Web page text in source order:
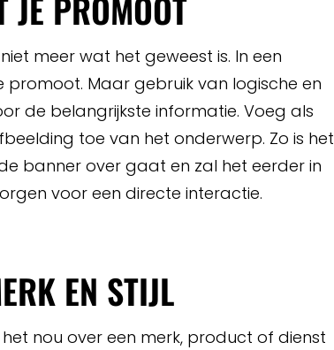
meer wat het geweest is. In een
Maar gebruik van logische en
de belangrijkste informatie. Voeg als
toe van het onderwerp. Zo is het
banner over gaat en zal het eerder in
voor een directe interactie.
EN STIJL
nou over een merk, product of dienst